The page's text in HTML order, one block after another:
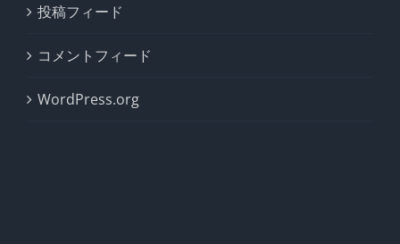
投稿フィード
コメントフィード
WordPress.org